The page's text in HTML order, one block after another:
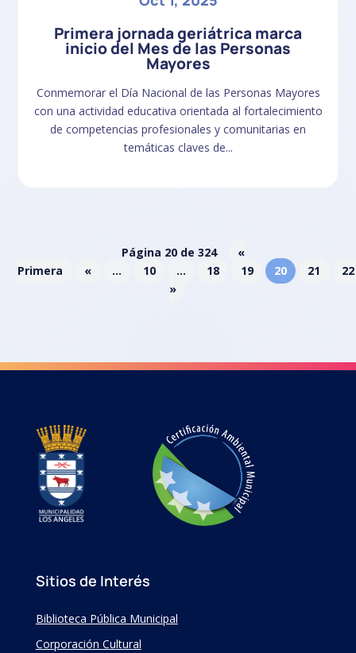
Primera jornada geriátrica marca
inicio del Mes de las Personas
Mayores
Conmemorar el Día Nacional de las Personas Mayores
con una actividad educativa orientada al fortalecimiento
de competencias profesionales y comunitarias en
temáticas claves de...
Página 20 de 324
«
Primera
« ... 10 ... 18 19 20 21
22
»
Sitios de Interés
Biblioteca Pública Municipal
Corporación Cultural